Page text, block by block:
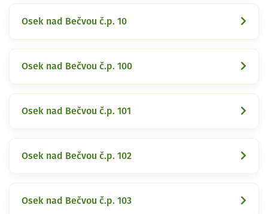
Osek nad Bečvou č.p. 10
Osek nad Bečvou č.p. 100
Osek nad Bečvou č.p. 101
Osek nad Bečvou č.p. 102
Osek nad Bečvou č.p. 103